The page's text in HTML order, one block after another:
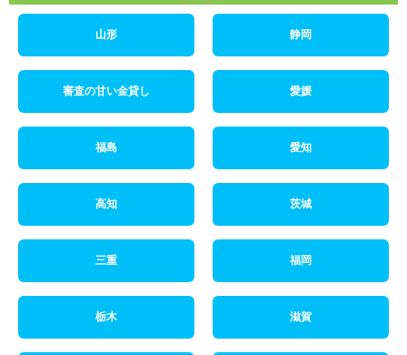
山形 静岡
審査の甘い金貸し 愛媛
福島 愛知
高知 茨城
三重 福岡
栃木 滋賀